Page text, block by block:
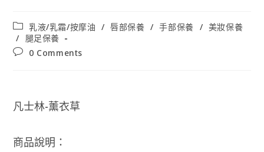
Post
category:
乳液/乳霜/按摩油 / 唇部保養 / 手部保養 / 美妝保養
/ 腿足保養
Post0 Comments
凡士林-薰衣草
商品說明：